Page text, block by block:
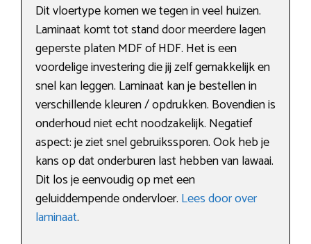
Dit vloertype komen we tegen in veel huizen.
Laminaat komt tot stand door meerdere lagen
geperste platen MDF of HDF. Het is een
voordelige investering die jij zelf gemakkelijk en
snel kan leggen. Laminaat kan je bestellen in
verschillende kleuren / opdrukken. Bovendien is
onderhoud niet echt noodzakelijk. Negatief
aspect: je ziet snel gebruikssporen. Ook heb je
kans op dat onderburen last hebben van lawaai.
Dit los je eenvoudig op met een
geluiddempende ondervloer. Lees door over
laminaat.